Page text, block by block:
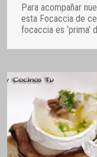
Para acompañar
esta Focaccia de
focaccia es ‘prima’